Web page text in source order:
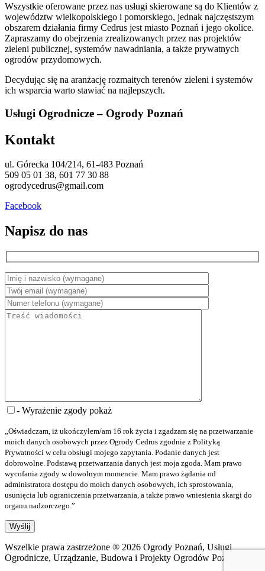
Wszystkie oferowane przez nas usługi skierowane są do Klientów z
województw wielkopolskiego i pomorskiego, jednak najczęstszym
obszarem działania firmy Cedrus jest miasto Poznań i jego okolice.
Zapraszamy do obejrzenia zrealizowanych przez nas projektów
zieleni publicznej, systemów nawadniania, a także prywatnych
ogrodów przydomowych.
Decydując się na aranżację rozmaitych terenów zieleni i systemów
ich wsparcia warto stawiać na najlepszych.
Usługi Ogrodnicze – Ogrody Poznań
Kontakt
ul. Górecka 104/214, 61-483 Poznań
509 05 01 38, 601 77 30 88
ogrodycedrus@gmail.com
Facebook
Napisz do nas
- Wyrażenie zgody pokaż
„Oświadczam, iż ukończyłem/am 16 rok życia i zgadzam się na przetwarzanie
moich danych osobowych przez Ogrody Cedrus zgodnie z Polityką
Prywatności w celu obsługi mojego zapytania. Podanie danych jest
dobrowolne. Podstawą przetwarzania danych jest moja zgoda. Mam prawo
wycofania zgody w dowolnym momencie. Mam prawo żądania od
administratora dostępu do moich danych osobowych, ich sprostowania,
usunięcia lub ograniczenia przetwarzania, a także prawo wniesienia skargi do
organu nadzorczego.”
Wszelkie prawa zastrzeżone ® 2026 Ogrody Poznań, Usługi
Ogrodnicze, Urządzanie, Budowa i Projekty Ogrodów Poznań